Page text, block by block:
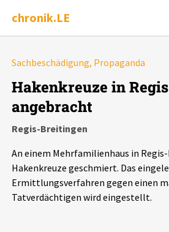
chronik.LE
Ereignis
Chronik
Leipziger Zustände
Sachbeschädigung, Propaganda
Hakenkreuze in
angebracht
Regis-Breitingen
An einem Mehrfamilienhaus in
Hakenkreuze geschmiert. Das
Ermittlungsverfahren gegen einen
Tatverdächtigen wird eingestellt.
Alle Ereignisse
Ereignisse
Ereignisse